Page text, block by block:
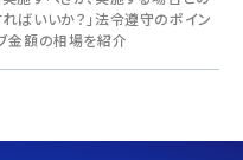
ばいいか？」法令遵守のポイン
金額の相場を紹介